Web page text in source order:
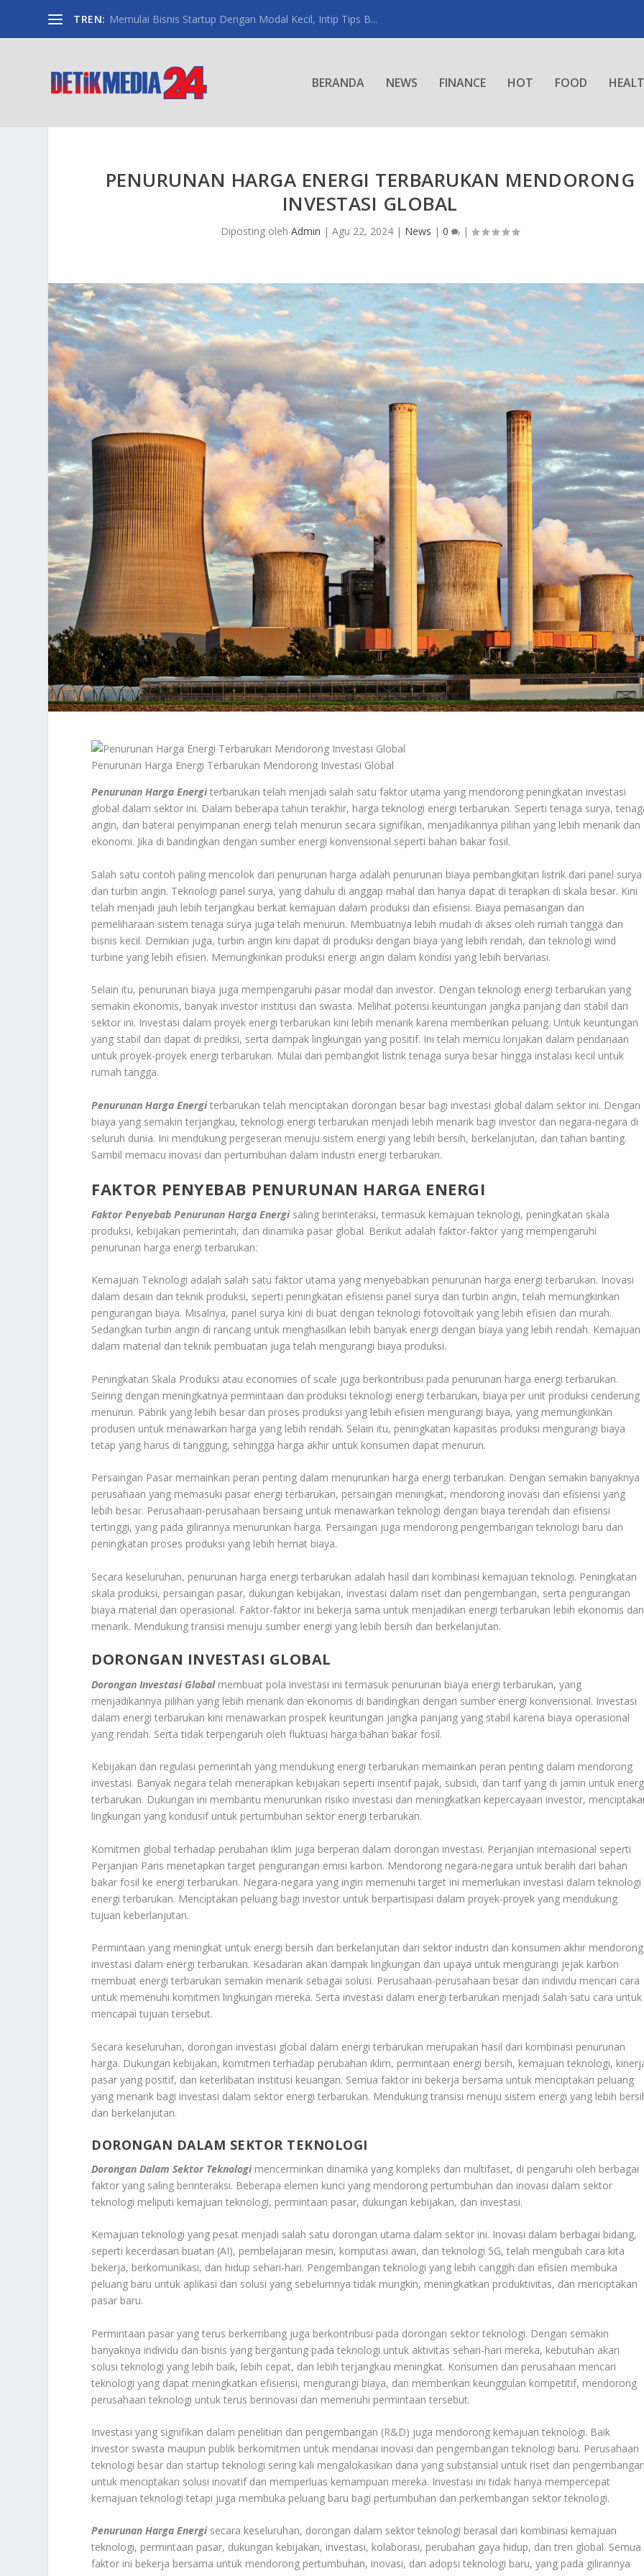
TREN: Memulai Bisnis Startup Dengan Modal Kecil, Intip Tips B...
BERANDA NEWS FINANCE HOT FOOD
PENURUNAN HARGA ENERGI TERBARUKAN MENDORONG
INVESTASI GLOBAL
Diposting olehAdmin |Agu 22, 2024 | News |0 |
Penurunan Harga Energi Terbarukan Mendorong Investasi Global
Penurunan Harga Energiterbarukan telah menjadi salah satu faktor utama yang mendorong peningkatan investasi
global dalam sektor ini. Dalam beberapa tahun terakhir, harga teknologi energi terbarukan. Seperti tenaga surya,
angin, dan baterai penyimpanan energi telah menurun secara signifikan, menjadikannya pilihan yang lebih menarik dan
ekonomi. Jika di bandingkan dengan sumber energi konvensional seperti bahan bakar fosil.
Salah satu contoh paling mencolok dari penurunan harga adalah penurunan biaya pembangkitan listrik dari panel surya
dan turbin angin. Teknologi panel surya, yang dahulu di anggap mahal dan hanya dapat di terapkan di skala besar. Kini
telah menjadi jauh lebih terjangkau berkat kemajuan dalam produksi dan efisiensi. Biaya pemasangan dan
pemeliharaan sistem tenaga surya juga telah menurun. Membuatnya lebih mudah di akses oleh rumah tangga dan
bisnis kecil. Demikian juga, turbin angin kini dapat di produksi dengan biaya yang lebih rendah, dan teknologi wind
turbine yang lebih efisien. Memungkinkan produksi energi angin dalam kondisi yang lebih bervariasi.
Selain itu, penurunan biaya juga mempengaruhi pasar modal dan investor. Dengan teknologi energi terbarukan yang
semakin ekonomis, banyak investor institusi dan swasta. Melihat potensi keuntungan jangka panjang dan stabil dari
sektor ini. Investasi dalam proyek energi terbarukan kini lebih menarik karena memberikan peluang. Untuk keuntungan
yang stabil dan dapat di prediksi, serta dampak lingkungan yang positif. Ini telah memicu lonjakan dalam pendanaan
untuk proyek-proyek energi terbarukan. Mulai dari pembangkit listrik tenaga surya besar hingga instalasi kecil untuk
rumah tangga.
Penurunan Harga Energiterbarukan telah menciptakan dorongan besar bagi investasi global dalam sektor ini. Dengan
biaya yang semakin terjangkau, teknologi energi terbarukan menjadi lebih menarik bagi investor dan negara-negara di
seluruh dunia. Ini mendukung pergeseran menuju sistem energi yang lebih bersih, berkelanjutan, dan tahan banting.
Sambil memacu inovasi dan pertumbuhan dalam industri energi terbarukan.
FAKTOR PENYEBAB PENURUNAN HARGA ENERGI
Faktor Penyebab Penurunan Harga Energi saling berinteraksi, termasuk kemajuan teknologi, peningkatan skala
produksi, kebijakan pemerintah, dan dinamika pasar global. Berikut adalah faktor-faktor yang mempengaruhi
penurunan harga energi terbarukan:
Kemajuan Teknologi adalah salah satu faktor utama yang menyebabkan penurunan harga energi terbarukan. Inovasi
dalam desain dan teknik produksi, seperti peningkatan efisiensi panel surya dan turbin angin, telah memungkinkan
pengurangan biaya. Misalnya, panel surya kini di buat dengan teknologi fotovoltaik yang lebih efisien dan murah.
Sedangkan turbin angin di rancang untuk menghasilkan lebih banyak energi dengan biaya yang lebih rendah. Kemajuan
dalam material dan teknik pembuatan juga telah mengurangi biaya produksi.
Peningkatan Skala Produksi atau economies of scale juga berkontribusi pada penurunan harga energi terbarukan.
Seiring dengan meningkatnya permintaan dan produksi teknologi energi terbarukan, biaya per unit produksi cenderung
menurun. Pabrik yang lebih besar dan proses produksi yang lebih efisien mengurangi biaya, yang memungkinkan
produsen untuk menawarkan harga yang lebih rendah. Selain itu, peningkatan kapasitas produksi mengurangi biaya
tetap yang harus di tanggung, sehingga harga akhir untuk konsumen dapat menurun.
Persaingan Pasar memainkan peran penting dalam menurunkan harga energi terbarukan. Dengan semakin banyaknya
perusahaan yang memasuki pasar energi terbarukan, persaingan meningkat, mendorong inovasi dan efisiensi yang
lebih besar. Perusahaan-perusahaan bersaing untuk menawarkan teknologi dengan biaya terendah dan efisiensi
tertinggi, yang pada gilirannya menurunkan harga. Persaingan juga mendorong pengembangan teknologi baru dan
peningkatan proses produksi yang lebih hemat biaya.
Secara keseluruhan, penurunan harga energi terbarukan adalah hasil dari kombinasi kemajuan teknologi. Peningkatan
skala produksi, persaingan pasar, dukungan kebijakan, investasi dalam riset dan pengembangan, serta pengurangan
biaya material dan operasional. Faktor-faktor ini bekerja sama untuk menjadikan energi terbarukan lebih ekonomis dan
menarik. Mendukung transisi menuju sumber energi yang lebih bersih dan berkelanjutan.
DORONGAN INVESTASI GLOBAL
Dorongan Investasi Globalmembuat pola investasi ini termasuk penurunan biaya energi terbarukan, yang
menjadikannya pilihan yang lebih menarik dan ekonomis di bandingkan dengan sumber energi konvensional. Investasi
dalam energi terbarukan kini menawarkan prospek keuntungan jangka panjang yang stabil karena biaya operasional
yang rendah. Serta tidak terpengaruh oleh fluktuasi harga bahan bakar fosil.
Kebijakan dan regulasi pemerintah yang mendukung energi terbarukan memainkan peran penting dalam mendorong
investasi. Banyak negara telah menerapkan kebijakan seperti insentif pajak, subsidi, dan tarif yang di jamin untuk
terbarukan. Dukungan ini membantu menurunkan risiko investasi dan meningkatkan kepercayaan investor,
lingkungan yang kondusif untuk pertumbuhan sektor energi terbarukan.
Komitmen global terhadap perubahan iklim juga berperan dalam dorongan investasi. Perjanjian internasional seperti
Perjanjian Paris menetapkan target pengurangan emisi karbon. Mendorong negara-negara untuk beralih dari bahan
bakar fosil ke energi terbarukan. Negara-negara yang ingin memenuhi target ini memerlukan investasi dalam teknologi
energi terbarukan. Menciptakan peluang bagi investor untuk berpartisipasi dalam proyek-proyek yang mendukung
tujuan keberlanjutan.
Permintaan yang meningkat untuk energi bersih dan berkelanjutan dari sektor industri dan konsumen akhir mendorong
investasi dalam energi terbarukan. Kesadaran akan dampak lingkungan dan upaya untuk mengurangi jejak karbon
membuat energi terbarukan semakin menarik sebagai solusi. Perusahaan-perusahaan besar dan individu mencari cara
untuk memenuhi komitmen lingkungan mereka. Serta investasi dalam energi terbarukan menjadi salah satu cara untuk
mencapai tujuan tersebut.
Secara keseluruhan, dorongan investasi global dalam energi terbarukan merupakan hasil dari kombinasi penurunan
harga. Dukungan kebijakan, komitmen terhadap perubahan iklim, permintaan energi bersih, kemajuan teknologi,
pasar yang positif, dan keterlibatan institusi keuangan. Semua faktor ini bekerja bersama untuk menciptakan peluang
yang menarik bagi investasi dalam sektor energi terbarukan. Mendukung transisi menuju sistem energi yang lebih
dan berkelanjutan.
DORONGAN DALAM SEKTOR TEKNOLOGI
Dorongan Dalam Sektor Teknologimencerminkan dinamika yang kompleks dan multifaset, di pengaruhi oleh berbagai
faktor yang saling berinteraksi. Beberapa elemen kunci yang mendorong pertumbuhan dan inovasi dalam sektor
teknologi meliputi kemajuan teknologi, permintaan pasar, dukungan kebijakan, dan investasi.
Kemajuan teknologi yang pesat menjadi salah satu dorongan utama dalam sektor ini. Inovasi dalam berbagai bidang,
seperti kecerdasan buatan (AI), pembelajaran mesin, komputasi awan, dan teknologi 5G, telah mengubah cara kita
bekerja, berkomunikasi, dan hidup sehari-hari. Pengembangan teknologi yang lebih canggih dan efisien membuka
peluang baru untuk aplikasi dan solusi yang sebelumnya tidak mungkin, meningkatkan produktivitas, dan menciptakan
pasar baru.
Permintaan pasar yang terus berkembang juga berkontribusi pada dorongan sektor teknologi. Dengan semakin
banyaknya individu dan bisnis yang bergantung pada teknologi untuk aktivitas sehari-hari mereka, kebutuhan akan
solusi teknologi yang lebih baik, lebih cepat, dan lebih terjangkau meningkat. Konsumen dan perusahaan mencari
teknologi yang dapat meningkatkan efisiensi, mengurangi biaya, dan memberikan keunggulan kompetitif, mendorong
perusahaan teknologi untuk terus berinovasi dan memenuhi permintaan tersebut.
Investasi yang signifikan dalam penelitian dan pengembangan (R&D) juga mendorong kemajuan teknologi. Baik
investor swasta maupun publik berkomitmen untuk mendanai inovasi dan pengembangan teknologi baru. Perusahaan
teknologi besar dan startup teknologi sering kali mengalokasikan dana yang substansial untuk riset dan
untuk menciptakan solusi inovatif dan memperluas kemampuan mereka. Investasi ini tidak hanya mempercepat
kemajuan teknologi tetapi juga membuka peluang baru bagi pertumbuhan dan perkembangan sektor teknologi.
Penurunan Harga Energisecara keseluruhan, dorongan dalam sektor teknologi berasal dari kombinasi kemajuan
teknologi, permintaan pasar, dukungan kebijakan, investasi, kolaborasi, perubahan gaya hidup, dan tren global. Semua
faktor ini bekerja bersama untuk mendorong pertumbuhan, inovasi, dan adopsi teknologi baru, yang pada gilirannya